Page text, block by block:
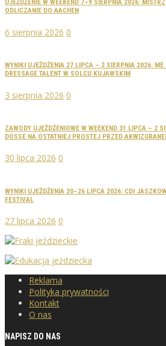
UJEŻDŻENIE W WEEKEND 7–9 SIERPNIA 2026:
ODLICZANIE DO AACHEN
6 sierpnia 2026 0
WYNIKI UJEŻDŻENIA 27 LIPCA – 2 SIERPNIA 2026:
DRESSAGE TALENT W SOLCU KUJAWSKIM
3 sierpnia 2026 0
ZAWODY UJEŻDŻENIOWE W WEEKEND 31 LIPCA – 2
DOSSE NA OSTATNIEJ PROSTEJ PRZED
30 lipca 2026 0
WYNIKI UJEŻDŻENIA 20–26 LIPCA 2026: CDI
FESTIVAL
27 lipca 2026 0
Reklama
Polityka prywatności
Kontakt
O nas
NAPISZ DO NAS